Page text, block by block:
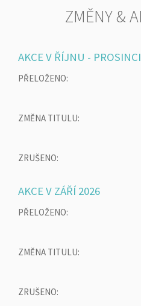
ZMĚNY &
AKCE V ŘÍJNU -
PŘELOŽENO:
ZMĚNA TITULU:
ZRUŠENO:
AKCE V ZÁŘÍ 2026
PŘELOŽENO:
ZMĚNA TITULU:
ZRUŠENO: